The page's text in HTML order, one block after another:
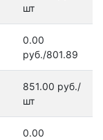
шт
0.00
руб./801.89
851.00 руб./
шт
0.00